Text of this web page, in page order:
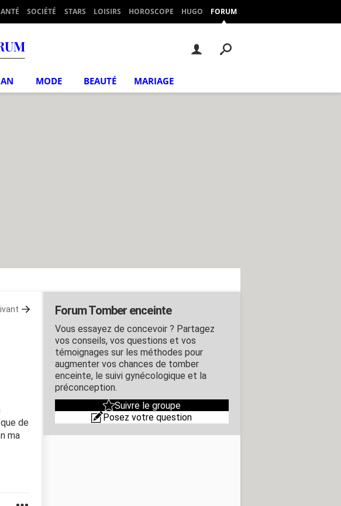
SOCIÉTÉ STARS LOISIRS HOROSCOPE HUGO FORUM
MODE BEAUTÉ MARIAGE
de
ma
Forum Tomber enceinte
Vous essayez de concevoir ? Partagez
vos conseils, vos questions et vos
témoignages sur les méthodes pour
augmenter vos chances de tomber
enceinte, le suivi gynécologique et la
préconception.
Suivre le groupe
Posez votre question